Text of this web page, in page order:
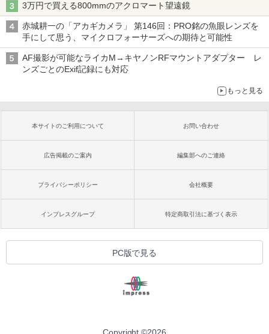
3万円で買える800mmのアクロマート望遠鏡
赤城耕一の「アカギカメラ」 第146回：PRO銘の魚眼レンズを
手にして思う、マイクロフォーサーズへの期待と可能性
AF撮影が可能なライカM→キヤノンRFマウントアダプター レ
ンズごとのExif記録にも対応
もっと見る
本サイトのご利用について お問い合わせ
広告掲載のご案内 編集部へのご連絡
プライバシーポリシー 会社概要
インプレスグループ 特定商取引法に基づく表示
PC版で見る